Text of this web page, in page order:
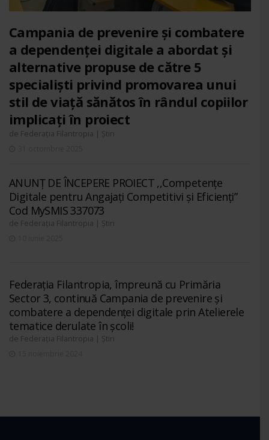
Campania de prevenire și combatere
a dependenței digitale a abordat și
alternative propuse de către 5
specialiști privind promovarea unui
stil de viață sănătos în rândul copiilor
implicați în proiect
de Federația Filantropia | Știri
ANUNȚ DE ÎNCEPERE PROIECT ,,Competențe
Digitale pentru Angajați Competitivi și Eficienți”
Cod MySMIS 337073
de Federația Filantropia | Știri
Federația Filantropia, împreună cu Primăria
Sector 3, continuă Campania de prevenire și
combatere a dependenței digitale prin Atelierele
tematice derulate în școli!
de Federația Filantropia | Știri